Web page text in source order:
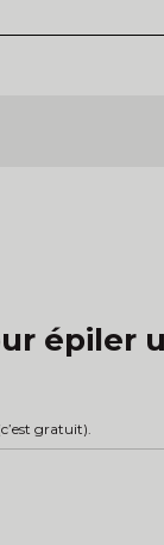
épiler
gratuit).